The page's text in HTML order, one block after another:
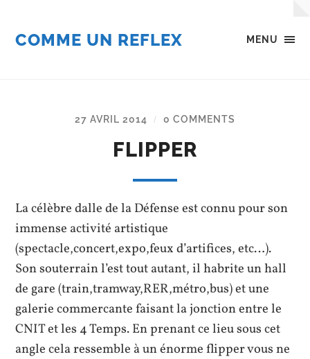
MENU
COMME UN REFLEX
27 AVRIL 2014 / 0 COMMENTS
FLIPPER
La célèbre dalle de la Défense est connu pour son
immense activité artistique
(spectacle,concert,expo,feux d’artifices, etc…).
Son souterrain l’est tout autant, il habrite un hall
de gare (train,tramway,RER,métro,bus) et une
galerie commercante faisant la jonction entre le
CNIT et les 4 Temps. En prenant ce lieu sous cet
angle cela ressemble à un énorme flipper vous ne